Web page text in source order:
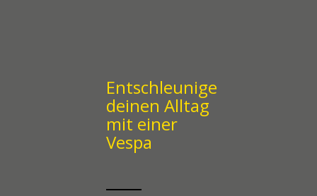
Entschleunige
deinen Alltag
mit einer
Vespa